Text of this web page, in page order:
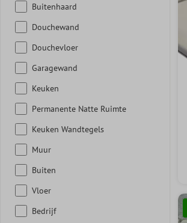
Buitenhaard
Douchewand
Douchevloer
Garagewand
Keuken
Permanente Natte Ruimte
Keuken Wandtegels
Muur
Buiten
Vloer
Bedrijf